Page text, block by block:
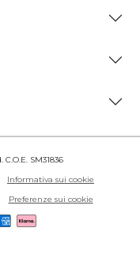
SM31836
Informativa sui cookie
Preferenze sui cookie